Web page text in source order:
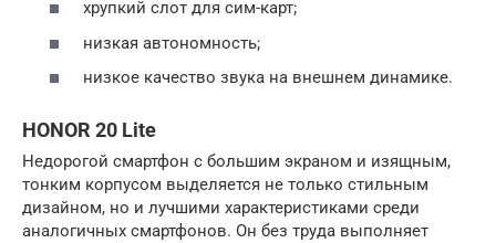
хрупкий слот для сим-карт;
низкая автономность;
низкое качество звука на внешнем динамике.
HONOR 20 Lite
Недорогой смартфон с большим экраном и изящным,
тонким корпусом выделяется не только стильным
дизайном, но и лучшими характеристиками среди
аналогичных смартфонов. Он без труда выполняет